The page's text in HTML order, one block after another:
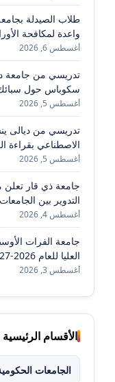
طلاب الصيدلة
واعدة لمكافحة
أغسطس 6, 2026
تدريسي من جامعة
سكوباس حول سبائك
أغسطس 5, 2026
تدريسي من ديالى
الاصطناعي بقراءة
أغسطس 5, 2026
جامعة ذي قار تعلن
التدوير بين الجامعات
أغسطس 4, 2026
جامعة الفرات
العليا للعام 2026-2027
أغسطس 3, 2026
الأقسام الرئيسية
الجامعات